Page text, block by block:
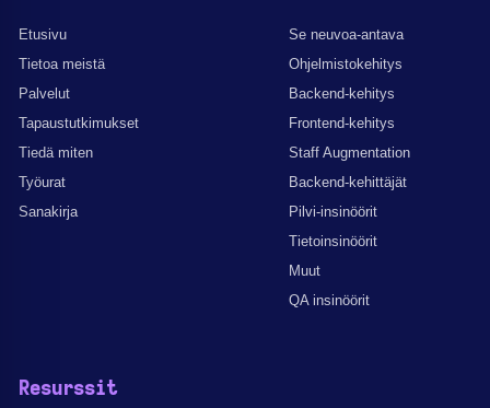
Etusivu
Tietoa meistä
Palvelut
Tapaustutkimukset
Tiedä miten
Työurat
Sanakirja
Se neuvoa-antava
Ohjelmistokehitys
Backend-kehitys
Frontend-kehitys
Staff Augmentation
Backend-kehittäjät
Pilvi-insinöörit
Tietoinsinöörit
Muut
QA insinöörit
Resurssit